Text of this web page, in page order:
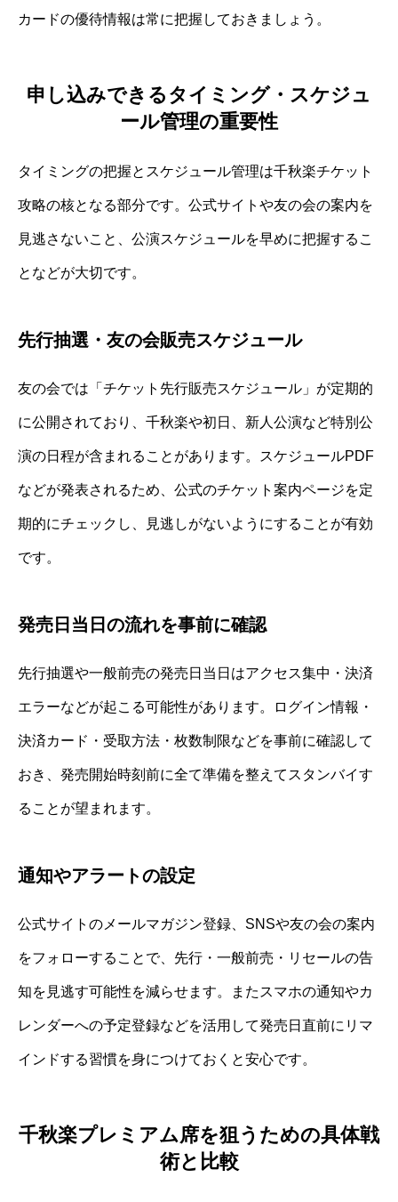
カードの優待情報は常に把握しておきましょう。
申し込みできるタイミング・スケジュ
ール管理の重要性
タイミングの把握とスケジュール管理は千秋楽チケット
攻略の核となる部分です。公式サイトや友の会の案内を
見逃さないこと、公演スケジュールを早めに把握するこ
となどが大切です。
先行抽選・友の会販売スケジュール
友の会では「チケット先行販売スケジュール」が定期的
に公開されており、千秋楽や初日、新人公演など特別公
演の日程が含まれることがあります。スケジュールPDF
などが発表されるため、公式のチケット案内ページを定
期的にチェックし、見逃しがないようにすることが有効
です。
発売日当日の流れを事前に確認
先行抽選や一般前売の発売日当日はアクセス集中・決済
エラーなどが起こる可能性があります。ログイン情報・
決済カード・受取方法・枚数制限などを事前に確認して
おき、発売開始時刻前に全て準備を整えてスタンバイす
ることが望まれます。
通知やアラートの設定
公式サイトのメールマガジン登録、SNSや友の会の案内
をフォローすることで、先行・一般前売・リセールの告
知を見逃す可能性を減らせます。またスマホの通知やカ
レンダーへの予定登録などを活用して発売日直前にリマ
インドする習慣を身につけておくと安心です。
千秋楽プレミアム席を狙うための具体戦
術と比較